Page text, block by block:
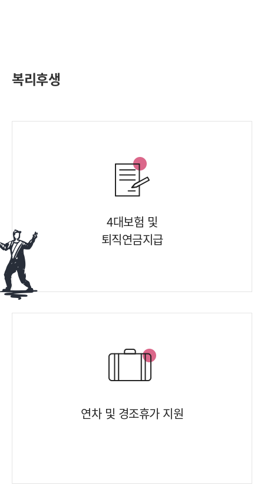
복리후생
4대보험 및
퇴직연금지급
연차 및 경조휴가 지원